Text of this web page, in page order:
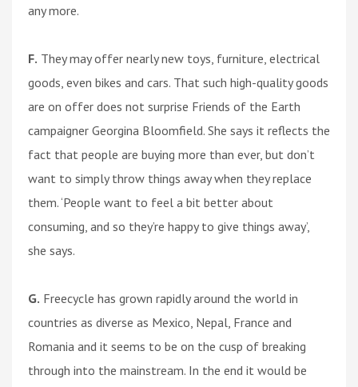
any more.
F. They may offer nearly new toys, furniture, electrical
goods, even bikes and cars. That such high-quality goods
are on offer does not surprise Friends of the Earth
campaigner Georgina Bloomfield. She says it reflects the
fact that people are buying more than ever, but don’t
want to simply throw things away when they replace
them. ‘People want to feel a bit better about
consuming, and so they’re happy to give things away’,
she says.
G. Freecycle has grown rapidly around the world in
countries as diverse as Mexico, Nepal, France and
Romania and it seems to be on the cusp of breaking
through into the mainstream. In the end it would be